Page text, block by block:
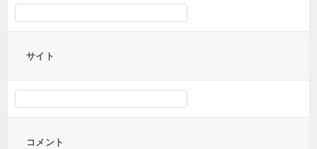
サイト
コメント